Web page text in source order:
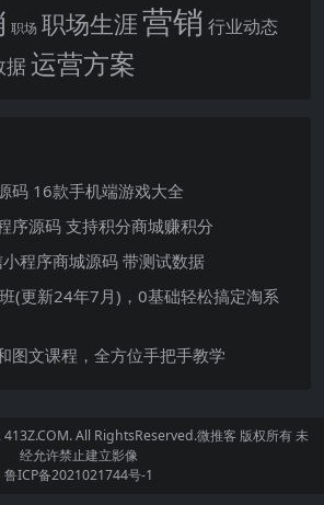
职场 职场生涯营销 行业动态
据运营方案
码 16款手机端游戏大全
序源码 支持积分商城赚积分
程序商城源码 带测试数据
(更新24年7月)，0基础轻松搞定淘系
图文课程，全方位手把手教学
All RightsReserved.微推客 版权所有 未
经允许禁止建立影像
鲁ICP备2021021744号-1